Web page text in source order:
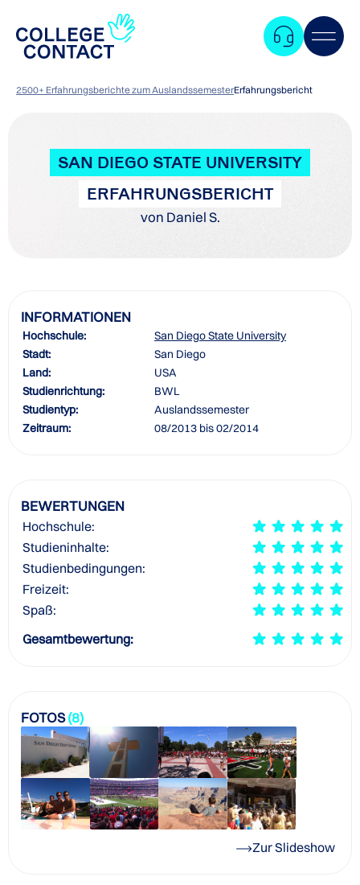
2500+ Erfahrungsberichte zum AuslandssemesterErfahrungsbericht
SAN DIEGO STATE UNIVERSITY
ERFAHRUNGSBERICHT
von Daniel S.
INFORMATIONEN
Hochschule:
San Diego State University
Stadt:
San Diego
Land:
USA
Studienrichtung:
BWL
Studientyp:
Auslandssemester
Zeitraum:
08/2013 bis 02/2014
BEWERTUNGEN
Hochschule:
Studieninhalte:
Studienbedingungen:
Freizeit:
Spaß:
Gesamtbewertung:
FOTOS(8)
Zur Slideshow